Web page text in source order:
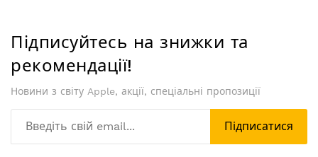
Підписуйтесь на знижки та
рекомендації!
Новини з світу Apple, акції, спеціальні пропозиції
Підписатися